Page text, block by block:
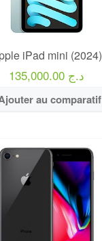
iPad mini (2024)
135,000.00 د.ج
au comparatif